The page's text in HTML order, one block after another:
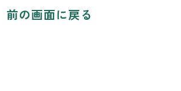
前の画面に戻る